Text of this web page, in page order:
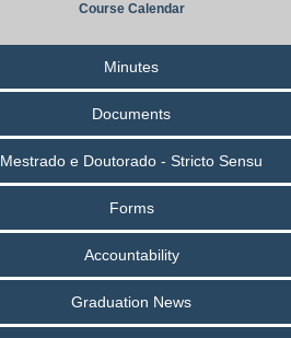
Course Calendar
Minutes
Documents
Mestrado e Doutorado - Stricto Sensu
Forms
Accountability
Graduation News